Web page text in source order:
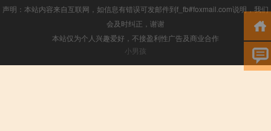
声明：本站内容来自互联网，如信息有错误可发邮件到f_fb#foxmail.com说明，我们
会及时纠正，谢谢
本站仅为个人兴趣爱好，不接盈利性广告及商业合作
小男孩